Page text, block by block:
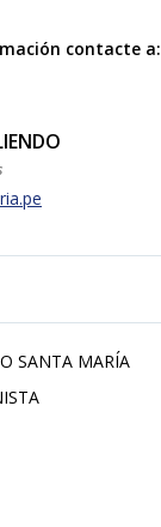
contacte a:
SANTA MARÍA